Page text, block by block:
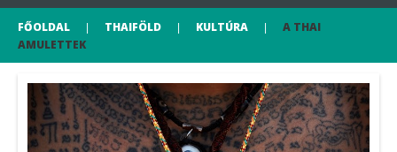
FŐOLDAL THAIFÖLD KULTÚRA
A THAI
AMULETTEK